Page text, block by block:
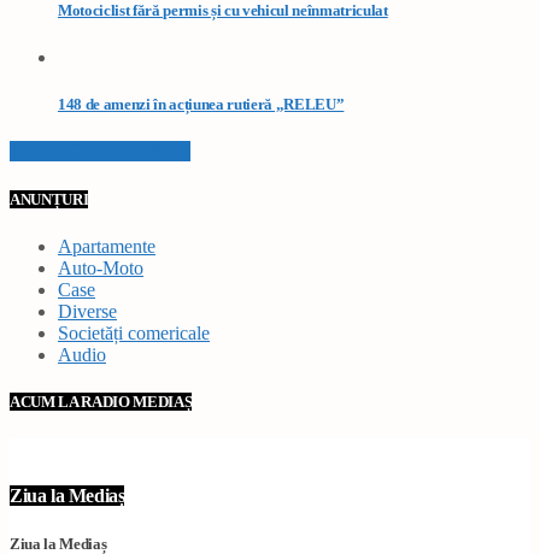
Motociclist fără permis și cu vehicul neînmatriculat
148 de amenzi în acțiunea rutieră „RELEU”
ANUNȚURI
Apartamente
Auto-Moto
Case
Diverse
Societăți comericale
Audio
ACUM LA RADIO MEDIAȘ
Ziua la Mediaș
Ziua la Mediaș